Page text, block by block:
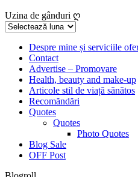
Uzina de gânduri ღ
Uzina
gânduriDespre mine și serviciile
Contact
Advertise – Promovare
Health, beauty and make-up
Articole stil de viață sănătos
Recomăndări
Quotes
Quotes
Photo Quotes
Blog Sale
OFF Post